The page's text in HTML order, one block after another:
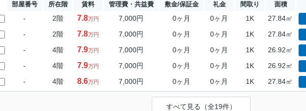
部屋番号 所在階 賃料 管理費・共益費 敷金/保証金 礼金 間取り 面積
- 2階 7.8万円 7,000円 0ヶ月 0ヶ月 1K 27.84㎡
- 2階 7.8万円 7,000円 0ヶ月 0ヶ月 1K 27.84㎡
- 4階 7.9万円 7,000円 0ヶ月 0ヶ月 1K 26.92㎡
- 4階 7.9万円 7,000円 0ヶ月 0ヶ月 1K 26.92㎡
- 4階 8.6万円 7,000円 0ヶ月 0ヶ月 1K 27.84㎡
すべて見る（全19件）